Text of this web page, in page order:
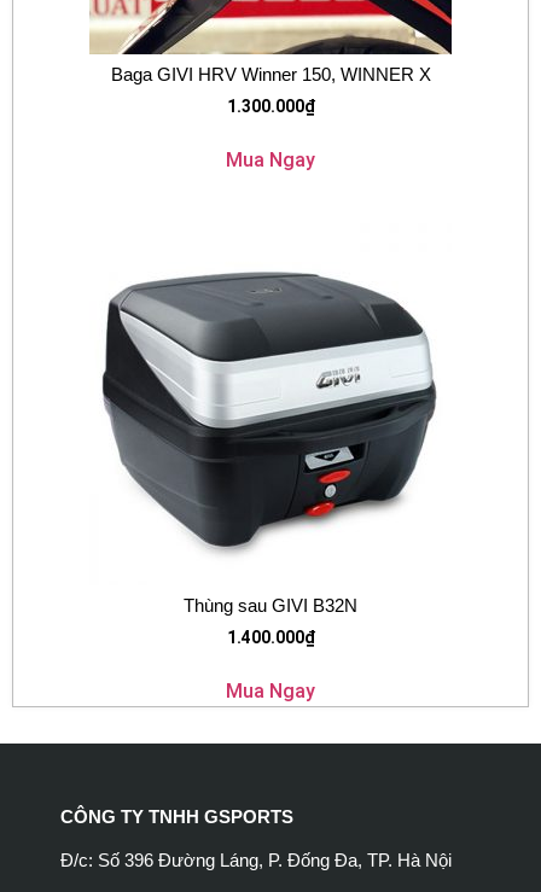
Baga GIVI HRV Winner 150, WINNER X
1.300.000₫
Mua Ngay
Thùng sau GIVI B32N
1.400.000₫
Mua Ngay
CÔNG TY TNHH GSPORTS
Đ/c: Số 396 Đường Láng, P. Đống Đa, TP. Hà Nội